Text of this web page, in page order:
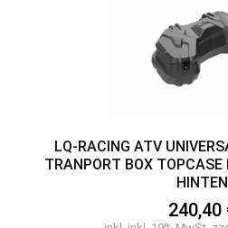
LQ-RACING ATV
TRANPORT BOX
HINTEN
240,40